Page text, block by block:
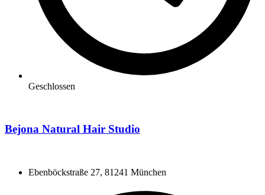
Geschlossen
Bejona Natural Hair Studio
Ebenböckstraße 27, 81241 München